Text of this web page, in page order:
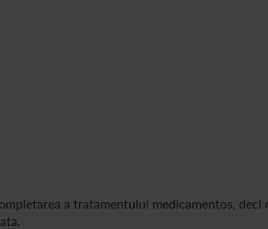
a tratamentului medicamentos, deci